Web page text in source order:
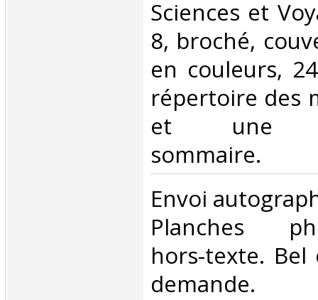
Sciences et
8, broché,
en couleurs,
répertoire des
et une
sommaire. ‎
‎Envoi
Planches
hors-texte. Bel
demande.‎